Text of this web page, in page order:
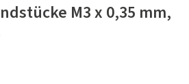
M3 x 0,35 mm,